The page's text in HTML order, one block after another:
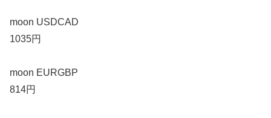
moon USDCAD
1035円
moon EURGBP
814円